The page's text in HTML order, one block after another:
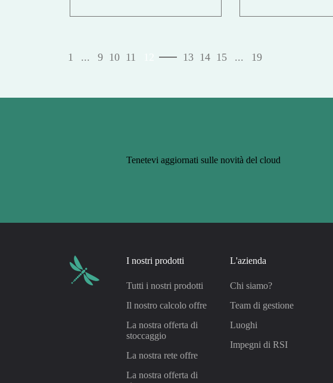
1 ... 9 10 11 13 14 15 ... 19
Tenetevi aggiornati sulle novità del cloud
I nostri prodotti
Tutti i nostri prodotti
Il nostro calcolo offre
La nostra offerta di
stoccaggio
La nostra rete offre
La nostra offerta di
L'azienda
Chi siamo?
Team di gestione
Luoghi
Impegni di RSI